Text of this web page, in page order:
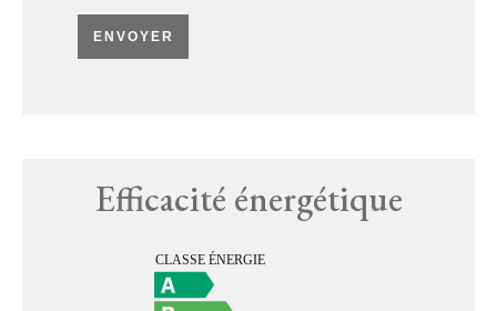
ENVOYER
Efficacité énergétique